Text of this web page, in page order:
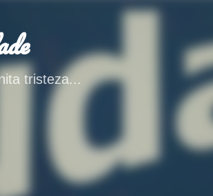
Ir al contenido principal
tristeza...